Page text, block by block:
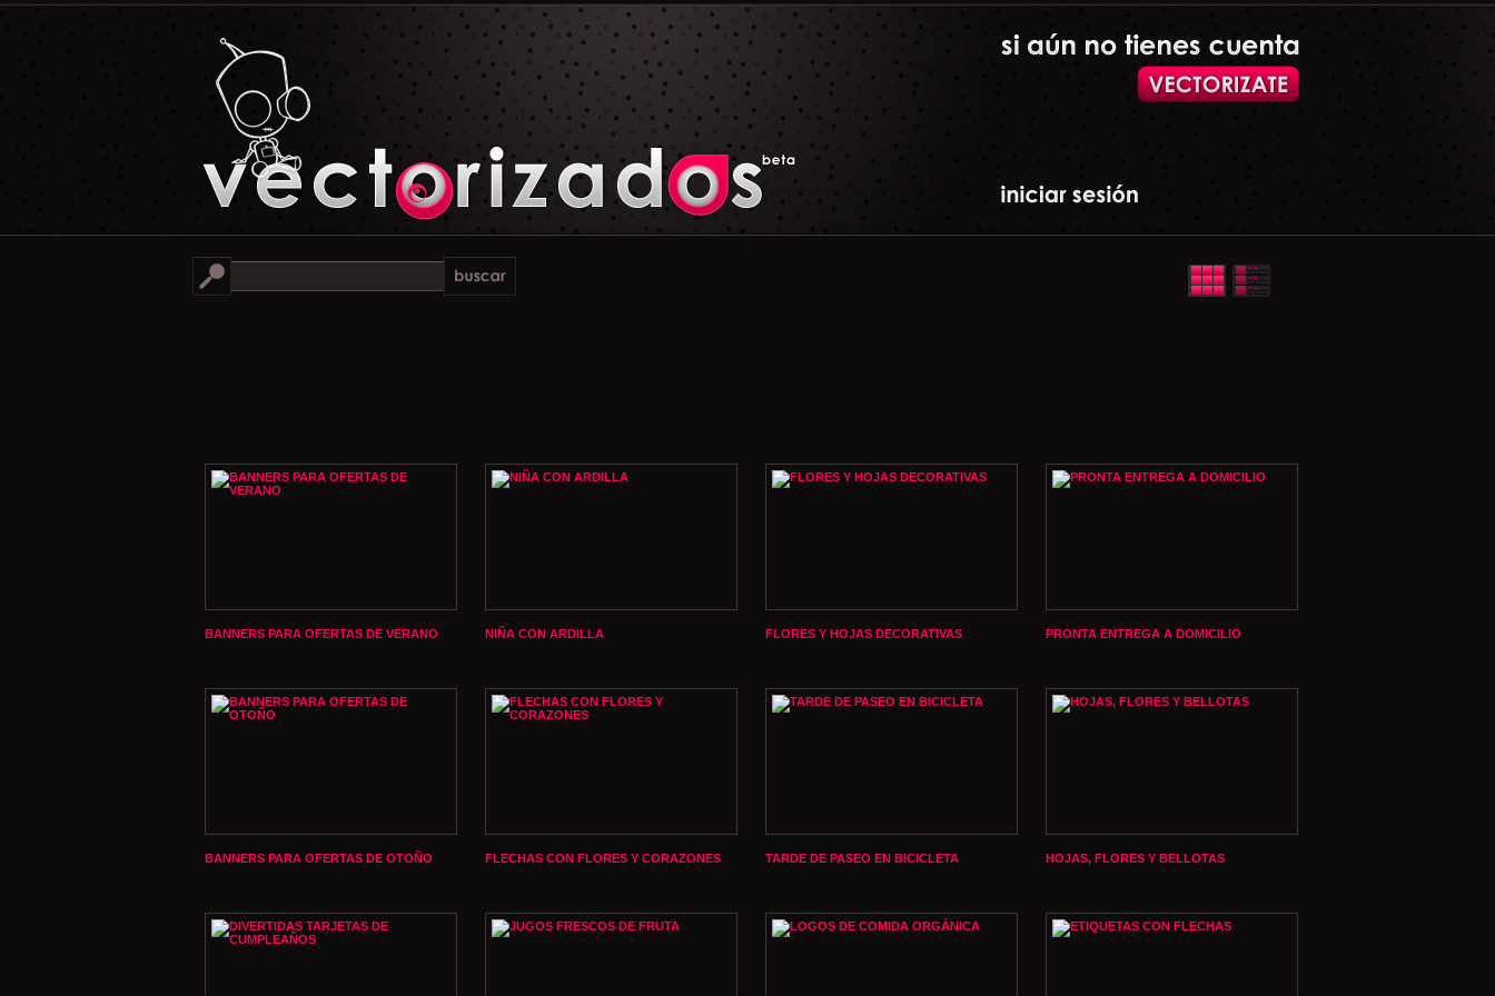
BANNERS PARA OFERTAS DE VERANO NIÑA CON ARDILLA FLORES Y HOJAS DECORATIVAS PRONTA ENTREGA A DOMICILIO
BANNERS PARA OFERTAS DE OTOÑO FLECHAS CON FLORES Y CORAZONES TARDE DE PASEO EN BICICLETA HOJAS, FLORES Y BELLOTAS